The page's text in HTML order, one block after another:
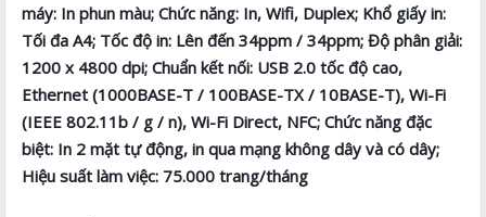
máy: In phun màu; Chức năng: In, Wifi, Duplex; Khổ giấy in:
Tối đa A4; Tốc độ in: Lên đến 34ppm / 34ppm; Độ phân giải:
1200 x 4800 dpi; Chuẩn kết nối: USB 2.0 tốc độ cao,
Ethernet (1000BASE-T / 100BASE-TX / 10BASE-T), Wi-Fi
(IEEE 802.11b / g / n), Wi-Fi Direct, NFC; Chức năng đặc
biệt: In 2 mặt tự động, in qua mạng không dây và có dây;
Hiệu suất làm việc: 75.000 trang/tháng